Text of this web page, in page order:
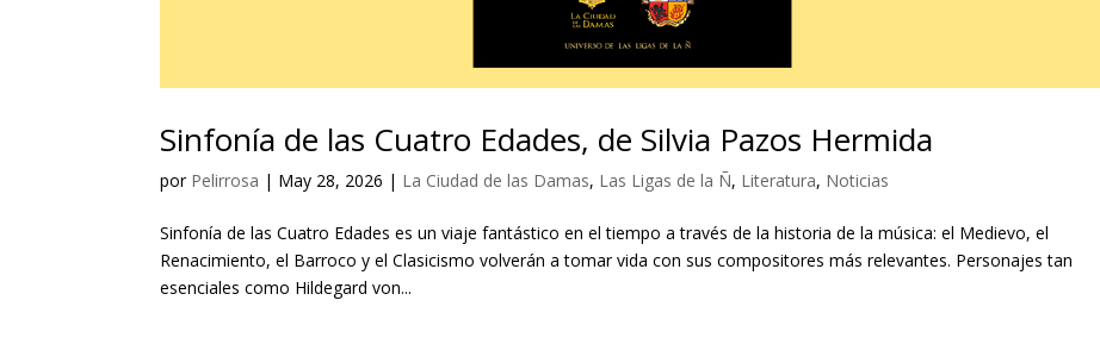
Sinfonía de las Cuatro Edades, de Silvia Pazos Hermida
por Pelirrosa | May 28, 2026 | La Ciudad de las Damas, Las Ligas de la Ñ, Literatura, Noticias
Sinfonía de las Cuatro Edades es un viaje fantástico en el tiempo a través de la historia de la música: el Medievo, el
Renacimiento, el Barroco y el Clasicismo volverán a tomar vida con sus compositores más relevantes. Personajes tan
esenciales como Hildegard von...